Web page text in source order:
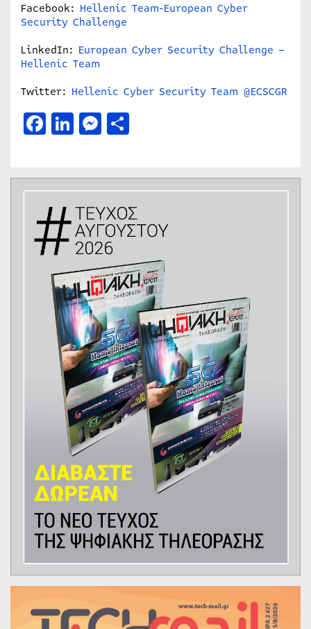
Facebook: Hellenic Team-European Cyber
Security Challenge
LinkedIn: European Cyber Security Challenge –
Hellenic Team
Twitter: Hellenic Cyber Security Team @ECSCGR
Facebook
LinkedIn
Messenger